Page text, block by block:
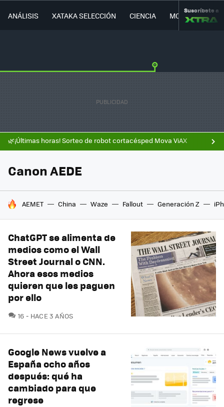
ANÁLISIS XATAKA SELECCIÓN CIENCIA MOVILIDAD
Suscríbete a
🌿¡Últimas horas! Sorteo de robot cortacésped Mova ViAX
Canon AEDE
HOY SE HABLA DE
AEMET China Waze Fallout Generación Z
ChatGPT se alimenta de
medios como el Wall
Street Journal o CNN.
Ahora esos medios
quieren que les paguen
por ello
16 COMENTARIOS
HACE 3 AÑOS
Google News vuelve a
España ocho años
después: qué ha
cambiado para que
regrese